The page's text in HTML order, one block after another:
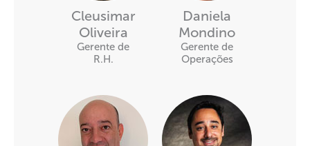
Cleusimar
Oliveira
Gerente de
R.H.
Daniela
Mondino
Gerente de
Operações